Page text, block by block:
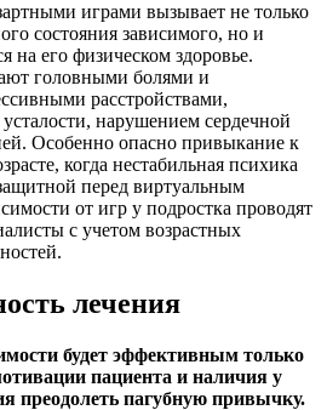
играми вызывает не только
состояния зависимого, но и
на его физическом здоровье.
головными болями и
расстройствами,
нарушением сердечной
Особенно опасно привыкание к
когда нестабильная психика
перед виртуальным
от игр у подростка проводят
с учетом возрастных
лечения
будет эффективным только
пациента и наличия у
преодолеть пагубную привычку.